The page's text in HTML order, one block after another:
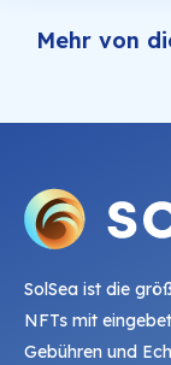
Mehr von
SolSea ist die
NFTs mit
Gebühren und